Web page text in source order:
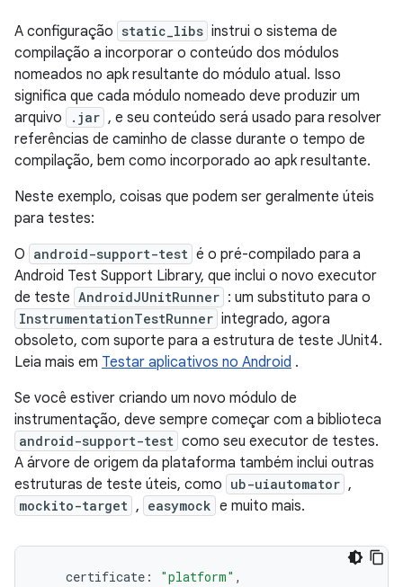
A configuração static_libs instrui o sistema de
compilação a incorporar o conteúdo dos módulos
nomeados no apk resultante do módulo atual. Isso
significa que cada módulo nomeado deve produzir um
arquivo
.jar , e seu conteúdo será usado para resolver
referências de caminho de classe durante o tempo de
compilação, bem como incorporado ao apk resultante.
Neste exemplo, coisas que podem ser geralmente úteis
para testes:
O android-support-test é o pré-compilado para a
Android Test Support Library, que inclui o novo executor
de teste AndroidJUnitRunner : um substituto para o
InstrumentationTestRunner integrado, agora
obsoleto, com suporte para a estrutura de teste JUnit4.
Leia mais em Testar aplicativos no Android .
Se você estiver criando um novo módulo de
instrumentação, deve sempre começar com a biblioteca
android-support-test como seu executor de testes.
A árvore de origem da plataforma também inclui outras
estruturas de teste úteis, como ub-uiautomator ,
mockito-target , easymock e muito mais.
certificate : "platform" ,